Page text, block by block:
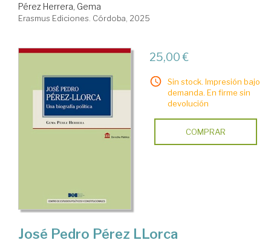
Pérez Herrera, Gema
Erasmus Ediciones. Córdoba, 2025
25,00 €
Sin stock. Impresión bajo
demanda. En firme sin
devolución
COMPRAR
José Pedro Pérez LLorca